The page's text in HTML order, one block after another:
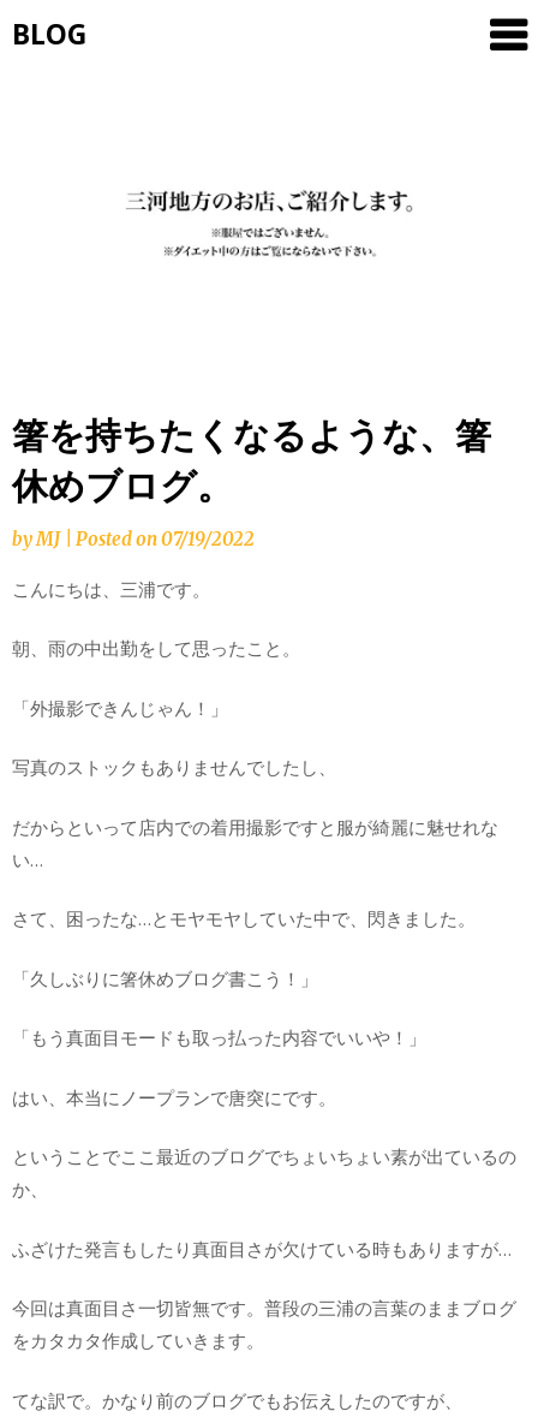
toBLOG
箸を持ちたくなるような、箸
休めブログ。
byMJ Posted on07/19/2022
こんにちは、三浦です。
朝、雨の中出勤をして思ったこと。
「外撮影できんじゃん！」
写真のストックもありませんでしたし、
だからといって店内での着用撮影ですと服が綺麗に魅せれな
い…
さて、困ったな…とモヤモヤしていた中で、閃きました。
「久しぶりに箸休めブログ書こう！」
「もう真面目モードも取っ払った内容でいいや！」
はい、本当にノープランで唐突にです。
ということでここ最近のブログでちょいちょい素が出ているの
か、
ふざけた発言もしたり真面目さが欠けている時もありますが…
今回は真面目さ一切皆無です。普段の三浦の言葉のままブログ
をカタカタ作成していきます。
てな訳で。かなり前のブログでもお伝えしたのですが、